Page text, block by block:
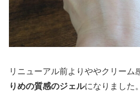
リニューアル前よりややクリーム
りめの質感のジェルになりました。